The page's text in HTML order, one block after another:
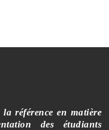
la référence en matière
des étudiants